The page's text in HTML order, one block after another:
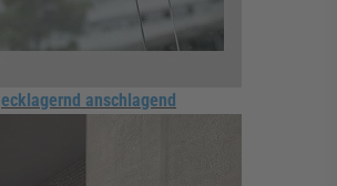
ecklagernd anschlagend